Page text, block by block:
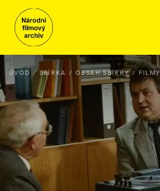
ÚVOD SBÍRKA OBSAH SBÍRKY FILMY